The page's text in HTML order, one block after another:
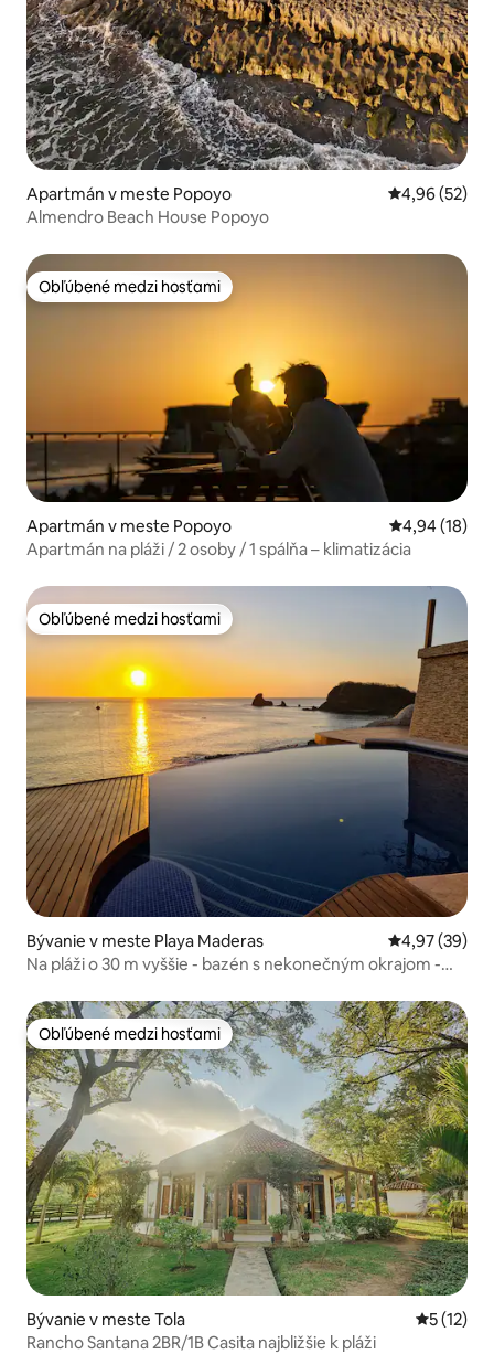
Apartmán v meste Popoyo Priemerné
4,96 (52)
Almendro Beach House Popoyo
Obľúbené medzi hosťami
Obľúbené medzi hosťami
Apartmán v meste Popoyo Priemerné
4,94 (18)
Apartmán na pláži / 2 osoby / 1 spálňa – klimatizácia
Obľúbené medzi hosťami
Obľúbené medzi hosťami
Bývanie v meste Playa Maderas Priemerné
4,97 (39)
Na pláži o 30 m vyššie - bazén s nekonečným okrajom -
Obľúbené medzi hosťami
Obľúbené medzi hosťami
Bývanie v meste Tola
5 (12)
Rancho Santana 2BR/1B Casita najbližšie k pláži